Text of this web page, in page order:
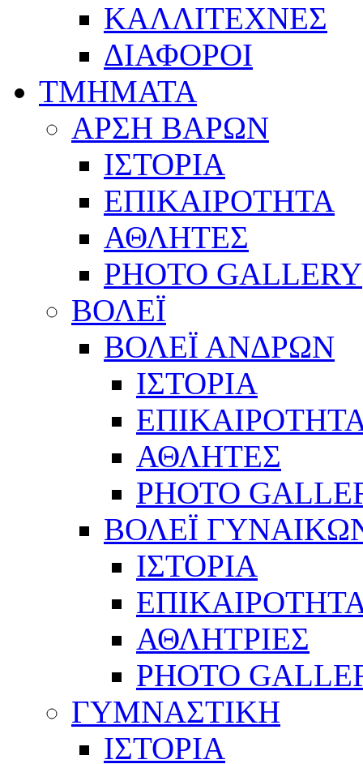
ΚΑΛΛΙΤΕΧΝΕΣ
ΔΙΑΦΟΡΟΙ
ΤΜΗΜΑΤΑ
ΑΡΣΗ ΒΑΡΩΝ
ΙΣΤΟΡΙΑ
ΕΠΙΚΑΙΡΟΤΗΤΑ
ΑΘΛΗΤΕΣ
PHOTO GALLERY
ΒΟΛΕΪ
ΒΟΛΕΪ ΑΝΔΡΩΝ
ΙΣΤΟΡΙΑ
ΑΘΛΗΤΕΣ
PHOTO
ΒΟΛΕΪ
ΙΣΤΟΡΙΑ
ΑΘΛΗΤΡΙΕΣ
PHOTO
ΓΥΜΝΑΣΤΙΚΗ
ΙΣΤΟΡΙΑ